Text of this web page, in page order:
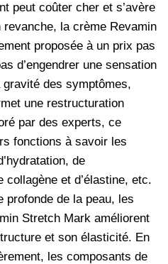
peut coûter cher et s’avère
la crème Revamin
proposée à un prix pas
d’engendrer une sensation
gravité des symptômes,
une restructuration
par des experts, ce
fonctions à savoir les
de
et d’élastine, etc.
profonde de la peau, les
Stretch Mark améliorent
et son élasticité. En
les composants de